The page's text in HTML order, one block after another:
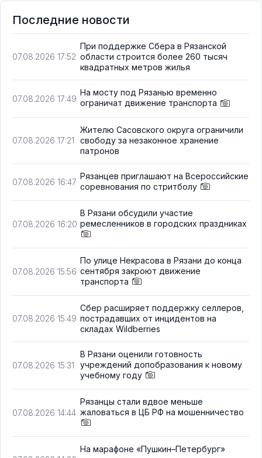
Последние новости
07.08.2026 17:52
При поддержке Сбера в Рязанской
области строится более 260 тысяч
квадратных метров жилья
07.08.2026 17:49
На мосту под Рязанью временно
ограничат движение транспорта
07.08.2026 17:21
Жителю Сасовского округа ограничили
свободу за незаконное хранение
патронов
07.08.2026 16:47
Рязанцев приглашают на Всероссийские
соревнования по стритболу
07.08.2026 16:20
В Рязани обсудили участие
ремесленников в городских праздниках
07.08.2026 15:56
По улице Некрасова в Рязани до конца
сентября закроют движение
транспорта
07.08.2026 15:49
Сбер расширяет поддержку селлеров,
пострадавших от инцидентов на
складах Wildberries
07.08.2026 15:31
В Рязани оценили готовность
учреждений допобразования к новому
учебному году
07.08.2026 14:44
Рязанцы стали вдвое меньше
жаловаться в ЦБ РФ на мошенничество
На марафоне «Пушкин–Петербург»